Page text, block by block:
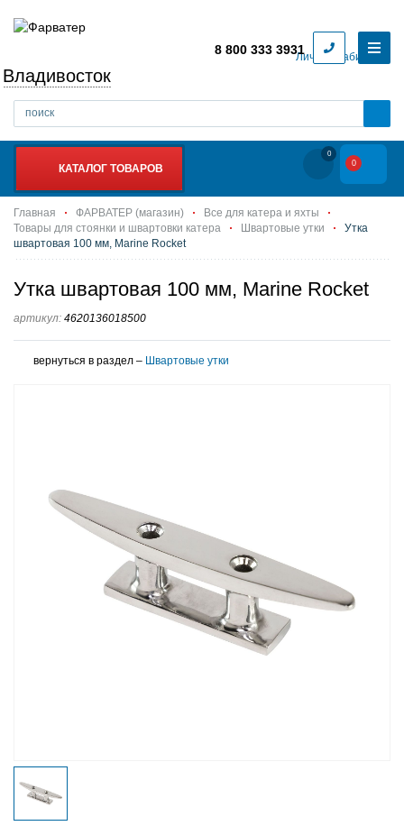
Личный кабинет
Владивосток
8 800 333 3931
КАТАЛОГ ТОВАРОВ
0
0
Главная ФАРВАТЕР (магазин)
Все для катера и яхты
Товары для стоянки и швартовки катера
Швартовые утки
Утка
швартовая 100 мм, Marine Rocket
Утка швартовая 100 мм, Marine Rocket
артикул: 4620136018500
вернуться в раздел – Швартовые утки